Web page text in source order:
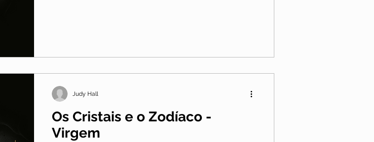
Os Cristais e o Zodíaco -
Virgem
Judy Hall